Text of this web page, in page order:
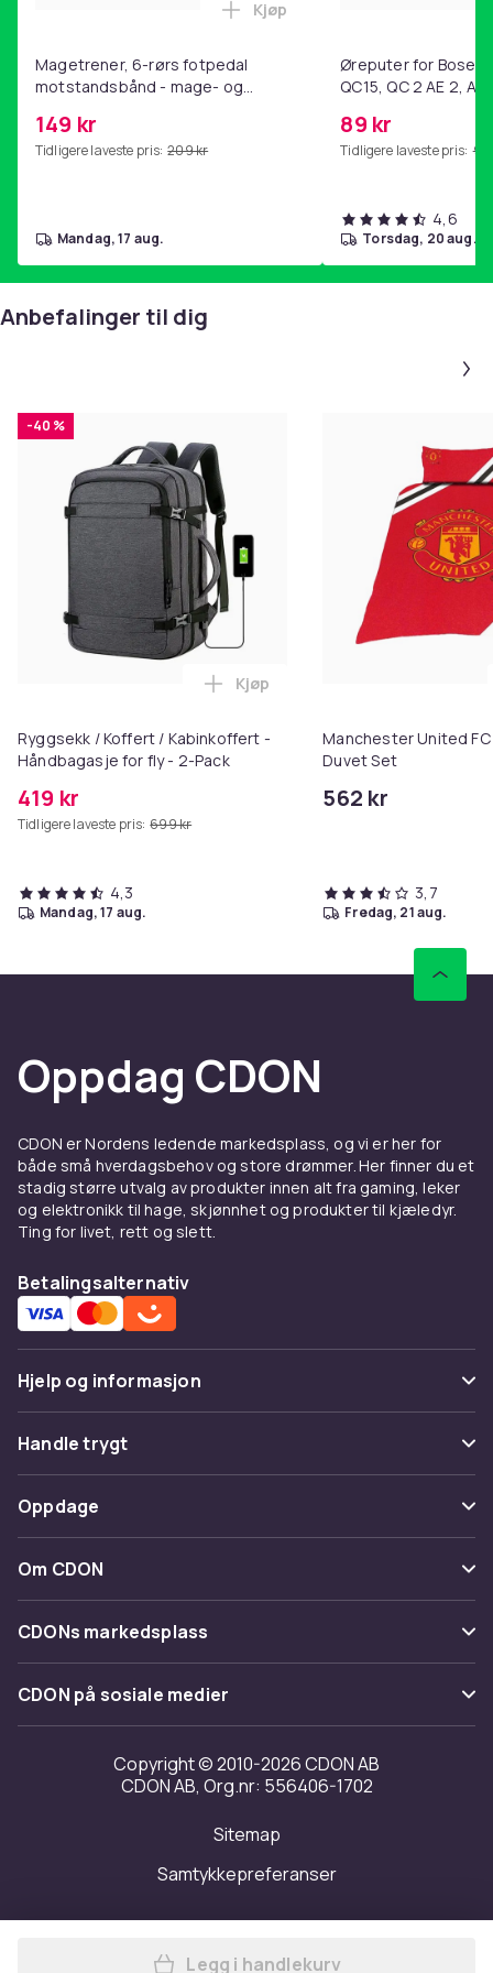
Magetrener, 6-rørs fotpedal
motstandsbånd - mage- og
hjemmegymnastikk Purple
149 kr
Tidligere laveste pris: 209 kr
Legg Magetrener, 6-rørs
Kjøp
mandag, 17 aug.
Øreputer for Bose
QC15, QC 2 AE 2, AE
89 kr
Tidligere laveste pris: 99
4,6
torsdag, 20 aug.
Anbefalinger til dig
-40 %
Ryggsekk / Koffert / Kabinkoffert -
Håndbagasje for fly - 2-Pack
419 kr
Tidligere laveste pris: 699 kr
Legg Ryggsekk / Koffert /
Kjøp
4,3
mandag, 17 aug.
Manchester United
Duvet Set
562 kr
3,7
fredag, 21 aug.
Oppdag CDON
CDON er Nordens ledende markedsplass, og vi er her for
både små hverdagsbehov og store drømmer. Her finner du et
stadig større utvalg av produkter innen alt fra gaming, leker
og elektronikk til hage, skjønnhet og produkter til kjæledyr.
Ting for livet, rett og slett.
Betalingsalternativ
Hjelp og informasjon
Vanlige spørsmål
Spor pakke
Angre & returner her
Kontakt oss
Handle trygt
Betaling
Levering
Tilbakekallinger
Oppdage
Kategorier
Varemerker
Om CDON
Om oss
Kundeanmeldelser
Jobbe på CDON
Investor relations
Tilgjengelighet
CDONs markedsplass
Merchant Help Center
CDON på sosiale medier
Copyright © 2010-2026 CDON AB
CDON AB, Org.nr: 556406-1702
Sitemap
Samtykkepreferanser
Legg i handlekurv